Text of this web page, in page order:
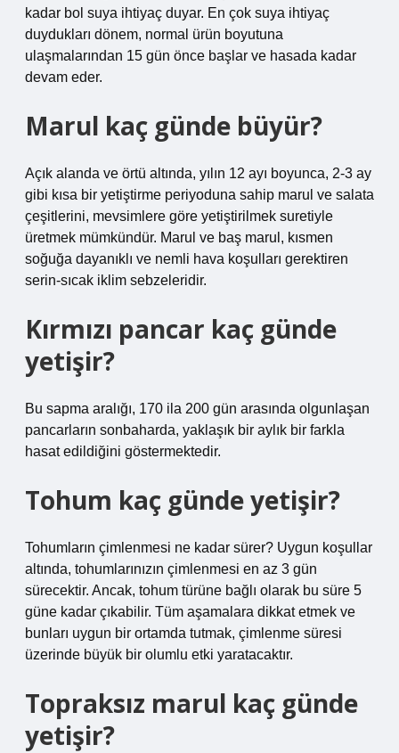
kadar bol suya ihtiyaç duyar. En çok suya ihtiyaç
duydukları dönem, normal ürün boyutuna
ulaşmalarından 15 gün önce başlar ve hasada kadar
devam eder.
Marul kaç günde büyür?
Açık alanda ve örtü altında, yılın 12 ayı boyunca, 2-3 ay
gibi kısa bir yetiştirme periyoduna sahip marul ve salata
çeşitlerini, mevsimlere göre yetiştirilmek suretiyle
üretmek mümkündür. Marul ve baş marul, kısmen
soğuğa dayanıklı ve nemli hava koşulları gerektiren
serin-sıcak iklim sebzeleridir.
Kırmızı pancar kaç günde
yetişir?
Bu sapma aralığı, 170 ila 200 gün arasında olgunlaşan
pancarların sonbaharda, yaklaşık bir aylık bir farkla
hasat edildiğini göstermektedir.
Tohum kaç günde yetişir?
Tohumların çimlenmesi ne kadar sürer? Uygun koşullar
altında, tohumlarınızın çimlenmesi en az 3 gün
sürecektir. Ancak, tohum türüne bağlı olarak bu süre 5
güne kadar çıkabilir. Tüm aşamalara dikkat etmek ve
bunları uygun bir ortamda tutmak, çimlenme süresi
üzerinde büyük bir olumlu etki yaratacaktır.
Topraksız marul kaç günde
yetişir?